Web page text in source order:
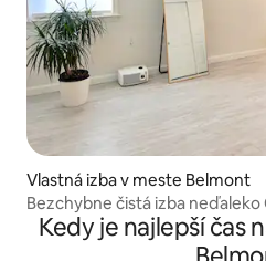
Vlastná izba v meste Belmont
Bezchybne čistá izba
hostky
Kedy je najlepší čas